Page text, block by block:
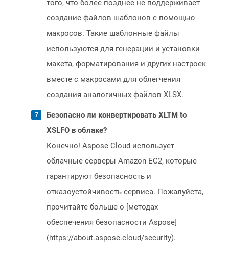
того, что более позднее не поддерживает
создание файлов шаблонов с помощью
макросов. Такие шаблонные файлы
используются для генерации и установки
макета, форматирования и других настроек
вместе с макросами для облегчения
создания аналогичных файлов XLSX.
Безопасно ли конвертировать XLTM to
XSLFO в облаке?
Конечно! Aspose Cloud использует
облачные серверы Amazon EC2, которые
гарантируют безопасность и
отказоустойчивость сервиса. Пожалуйста,
прочитайте больше о [методах
обеспечения безопасности Aspose]
(https://about.aspose.cloud/security).